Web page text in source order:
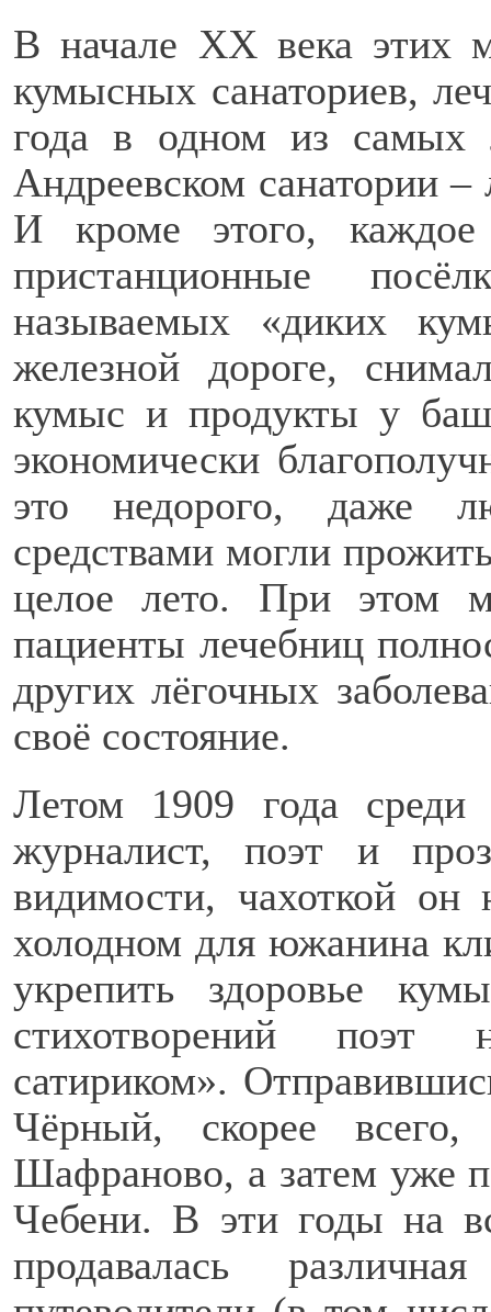
В начале XX века этих
кумысных санаториев,
года в одном из самых
Андреевском санатории
И кроме этого,
пристанционные
называемых «диких
железной дороге,
кумыс и продукты у
экономически
это недорого, даже
средствами могли
целое лето. При этом
пациенты лечебниц
других лёгочных
своё состояние.
Летом 1909 года среди
журналист, поэт и
видимости, чахоткой
холодном для южанина
укрепить здоровье
стихотворений поэт
сатириком».
Чёрный, скорее
Шафраново, а затем уже
Чебени. В эти годы на
продавалась